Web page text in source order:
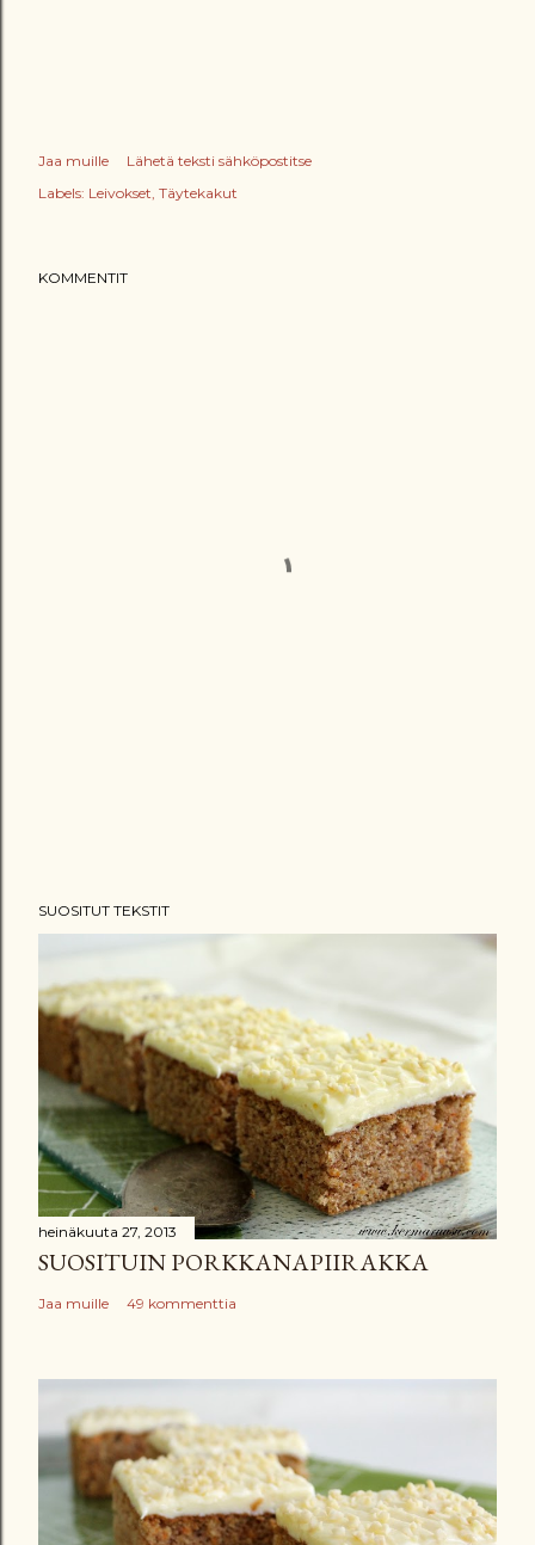
Jaa muille
Lähetä teksti sähköpostitse
Labels: Leivokset Täytekakut
KOMMENTIT
SUOSITUT TEKSTIT
heinäkuuta 27, 2013
SUOSITUIN PORKKANAPIIRAKKA
Jaa muille 49 kommenttia